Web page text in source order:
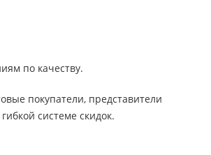
по качеству.
покупатели, представители
системе скидок.